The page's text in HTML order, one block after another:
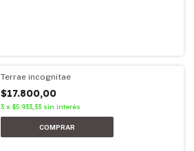
Terrae incognitae
$17.800,00
3 x $5.933,33 sin interés